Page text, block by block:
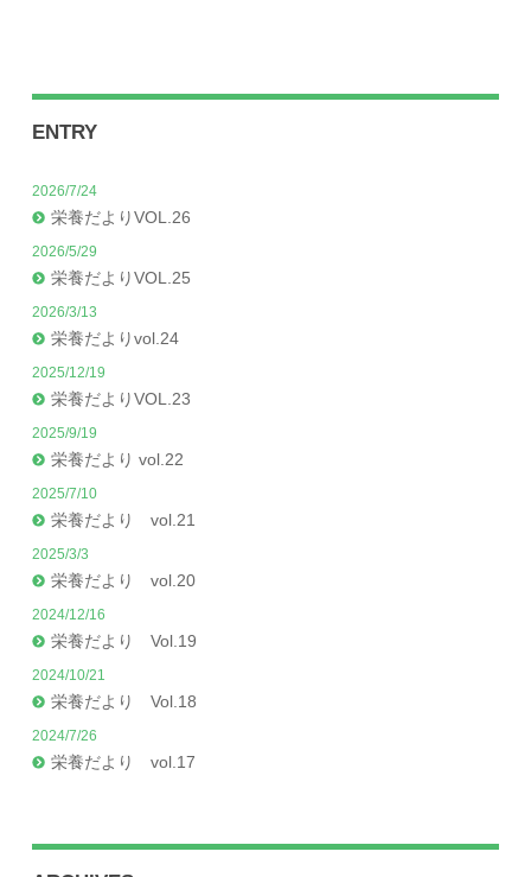
ENTRY
2026/7/24
栄養だよりVOL.26
2026/5/29
栄養だよりVOL.25
2026/3/13
栄養だよりvol.24
2025/12/19
栄養だよりVOL.23
2025/9/19
栄養だより vol.22
2025/7/10
栄養だより vol.21
2025/3/3
栄養だより vol.20
2024/12/16
栄養だより Vol.19
2024/10/21
栄養だより Vol.18
2024/7/26
栄養だより vol.17